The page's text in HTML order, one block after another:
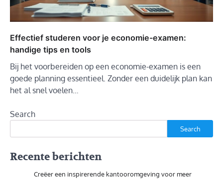
Effectief studeren voor je economie-examen:
handige tips en tools
Bij het voorbereiden op een economie-examen is een
goede planning essentieel. Zonder een duidelijk plan kan
het al snel voelen…
Search
Search
Recente berichten
Creëer een inspirerende kantooromgeving voor meer